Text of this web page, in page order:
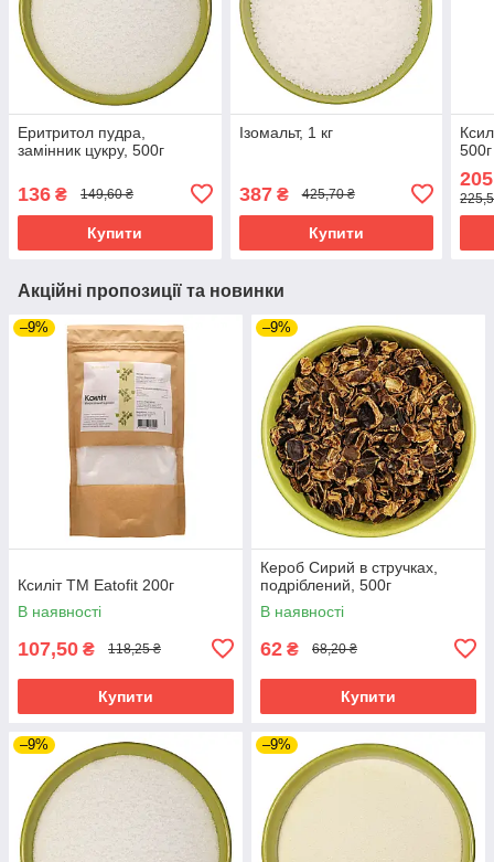
Еритритол пудра,
замінник цукру, 500г
136 ₴ 149,60 ₴
Купити
Ізомальт, 1 кг
387₴ 425,70 ₴
Купити
500г
205
Акційні пропозиції та новинки
–9%
Ксиліт ТМ Eatofit 200г
В наявності
107,50 ₴ 118,25 ₴
Купити
–9%
Кероб Сирий в стручках,
подріблений, 500г
В наявності
62 ₴ 68,20 ₴
Купити
–9% –9%